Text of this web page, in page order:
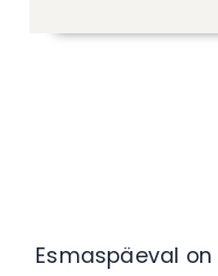
Esmaspäeval